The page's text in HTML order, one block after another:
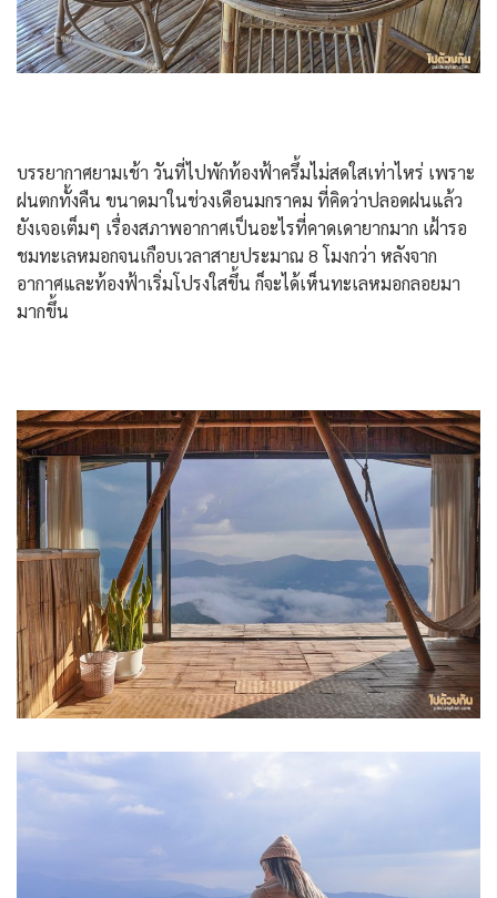
บรรยากาศยามเช้า วันที่ไปพักท้องฟ้าครึ้มไม่สดใสเท่าไหร่ เพราะ
ฝนตกทั้งคืน ขนาดมาในช่วงเดือนมกราคม ที่คิดว่าปลอดฝนแล้ว
ยังเจอเต็มๆ เรื่องสภาพอากาศเป็นอะไรที่คาดเดายากมาก เฝ้ารอ
ชมทะเลหมอกจนเกือบเวลาสายประมาณ 8 โมงกว่า หลังจาก
อากาศและท้องฟ้าเริ่มโปรงใสขึ้น ก็จะได้เห็นทะเลหมอกลอยมา
มากขึ้น